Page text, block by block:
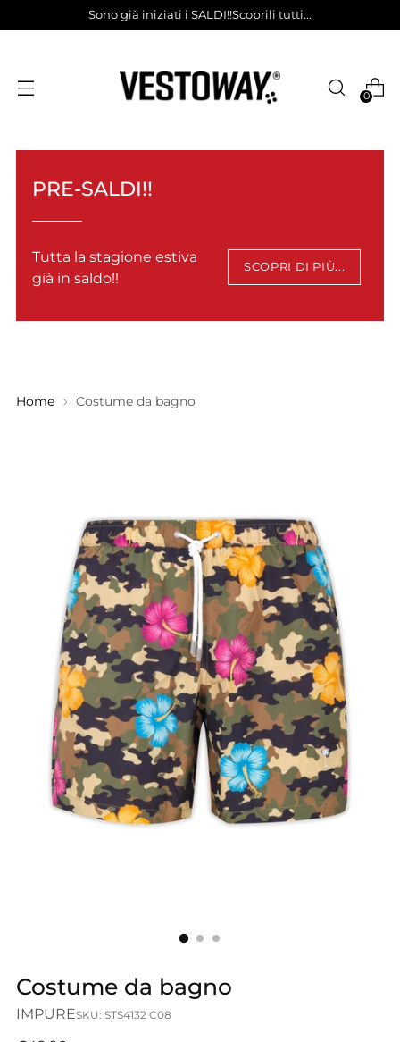
Sono già iniziati i SALDI!!Scoprili tutti...
0
PRE-SALDI!!
Tutta la stagione estiva
già in saldo!!
SCOPRI DI PIÙ...
Home Costume da bagno
Costume da bagno
IMPURESKU: STS4132 C08